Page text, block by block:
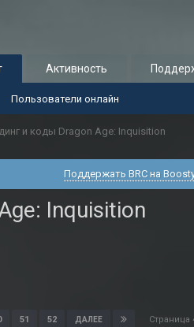
Пользователи онлайн
Активность
и коды Dragon Age: Inquisition
Поддержать BRC на
Inquisition
51 52 ДАЛЕЕ Страница